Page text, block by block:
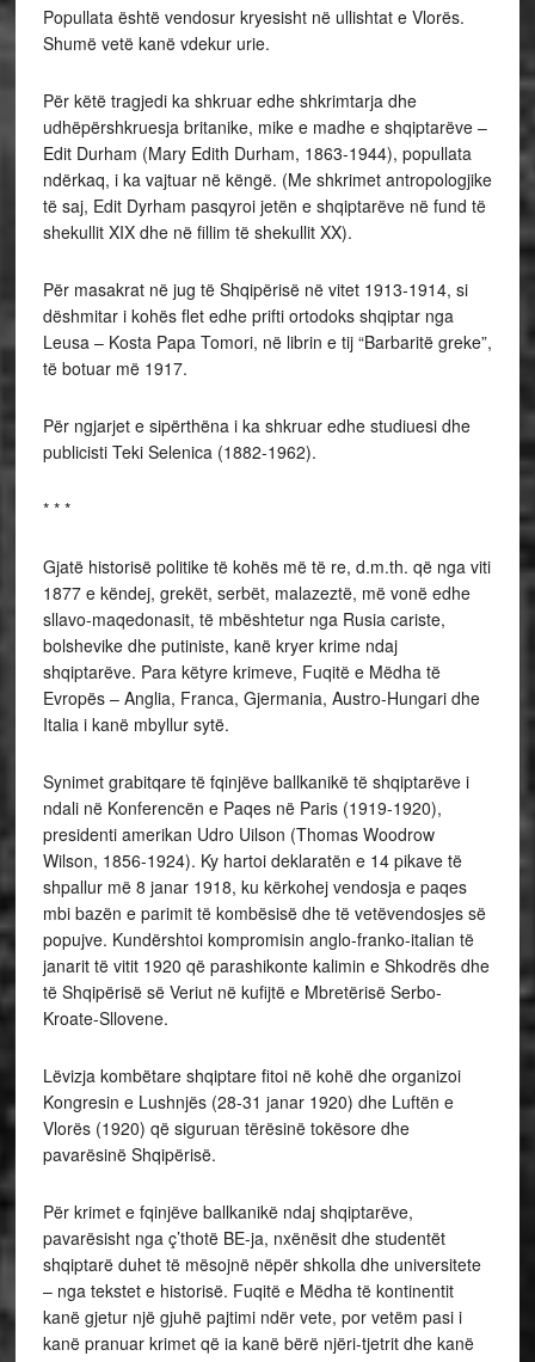
Popullata është vendosur kryesisht në ullishtat e Vlorës.
Shumë vetë kanë vdekur urie.
Për këtë tragjedi ka shkruar edhe shkrimtarja dhe
udhëpërshkruesja britanike, mike e madhe e shqiptarëve –
Edit Durham (Mary Edith Durham, 1863-1944), popullata
ndërkaq, i ka vajtuar në këngë. (Me shkrimet antropologjike
të saj, Edit Dyrham pasqyroi jetën e shqiptarëve në fund të
shekullit XIX dhe në fillim të shekullit XX).
Për masakrat në jug të Shqipërisë në vitet 1913-1914, si
dëshmitar i kohës flet edhe prifti ortodoks shqiptar nga
Leusa – Kosta Papa Tomori, në librin e tij “Barbaritë greke”,
të botuar më 1917.
Për ngjarjet e sipërthëna i ka shkruar edhe studiuesi dhe
publicisti Teki Selenica (1882-1962).
* * *
Gjatë historisë politike të kohës më të re, d.m.th. që nga viti
1877 e këndej, grekët, serbët, malazeztë, më vonë edhe
sllavo-maqedonasit, të mbështetur nga Rusia cariste,
bolshevike dhe putiniste, kanë kryer krime ndaj
shqiptarëve. Para këtyre krimeve, Fuqitë e Mëdha të
Evropës – Anglia, Franca, Gjermania, Austro-Hungari dhe
Italia i kanë mbyllur sytë.
Synimet grabitqare të fqinjëve ballkanikë të shqiptarëve i
ndali në Konferencën e Paqes në Paris (1919-1920),
presidenti amerikan Udro Uilson (Thomas Woodrow
Wilson, 1856-1924). Ky hartoi deklaratën e 14 pikave të
shpallur më 8 janar 1918, ku kërkohej vendosja e paqes
mbi bazën e parimit të kombësisë dhe të vetëvendosjes së
popujve. Kundërshtoi kompromisin anglo-franko-italian të
janarit të vitit 1920 që parashikonte kalimin e Shkodrës dhe
të Shqipërisë së Veriut në kufijtë e Mbretërisë Serbo-
Kroate-Sllovene.
Lëvizja kombëtare shqiptare fitoi në kohë dhe organizoi
Kongresin e Lushnjës (28-31 janar 1920) dhe Luftën e
Vlorës (1920) që siguruan tërësinë tokësore dhe
pavarësinë Shqipërisë.
Për krimet e fqinjëve ballkanikë ndaj shqiptarëve,
pavarësisht nga ç’thotë BE-ja, nxënësit dhe studentët
shqiptarë duhet të mësojnë nëpër shkolla dhe universitete
– nga tekstet e historisë. Fuqitë e Mëdha të kontinentit
kanë gjetur një gjuhë pajtimi ndër vete, por vetëm pasi i
kanë pranuar krimet që ia kanë bërë njëri-tjetrit dhe kanë